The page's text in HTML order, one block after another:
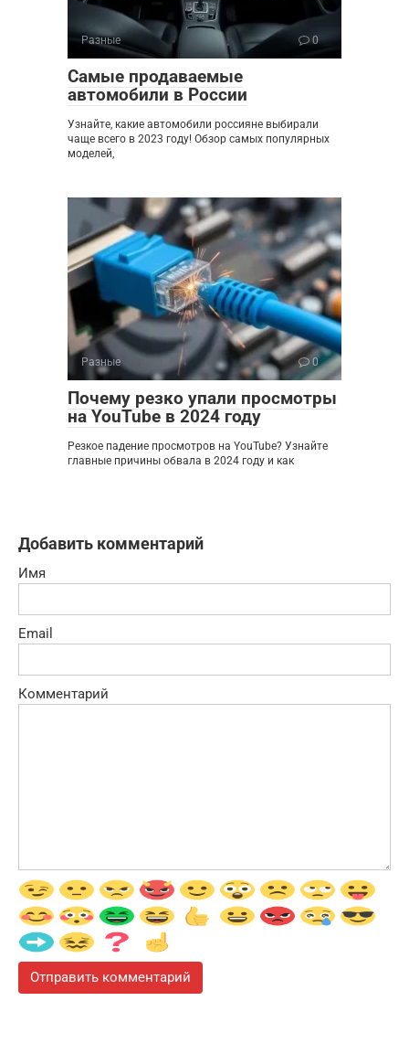
Разные 0
Самые продаваемые
автомобили в России
Узнайте, какие автомобили россияне выбирали
чаще всего в 2023 году! Обзор самых популярных
моделей,
Разные 0
Почему резко упали просмотры
на YouTube в 2024 году
Резкое падение просмотров на YouTube? Узнайте
главные причины обвала в 2024 году и как
Добавить комментарий
Имя
Email
Комментарий